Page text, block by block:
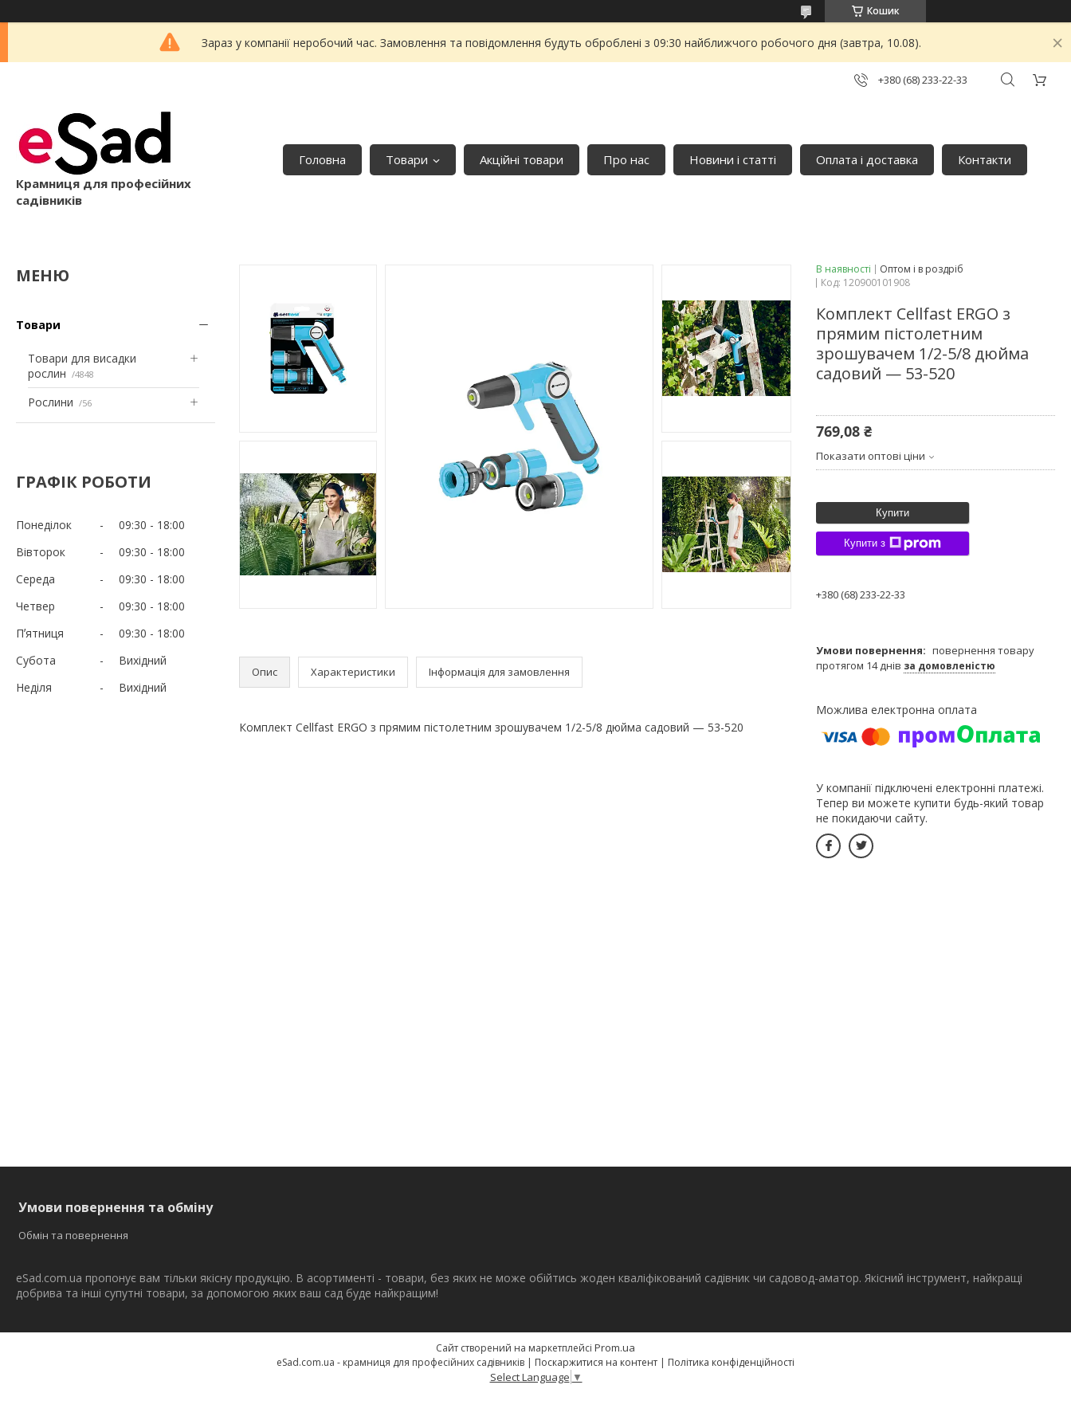
Кошик
Зараз у компанії неробочий час. Замовлення та повідомлення будуть оброблені з 09:30 найближчого робочого дня (завтра, 10.08).
+380 (68) 233-22-33
Крамниця для професійних
садівників
Головна Товари Акційні товари Про нас Новини і статті Оплата і доставка Контакти
Товари
Товари для висадки
рослин
4848
Рослини 56
ГРАФІК РОБОТИ
Понеділок 09:30
18:00
Вівторок
09:30
18:00
Середа
09:30
18:00
Четвер
09:30
18:00
Пʼятниця
09:30
18:00
Субота
Вихідний
Неділя
Вихідний
Опис Характеристики Інформація для замовлення
Комплект Cellfast ERGO з прямим пістолетним зрошувачем 1/2-5/8 дюйма садовий — 53-520
В наявності
Оптом і в роздріб
Код: 120900101908
Комплект Cellfast ERGO з
прямим пістолетним
зрошувачем 1/2-5/8 дюйма
садовий — 53-520
769,08 ₴
Показати оптові ціни
Купити
Купити з
+380 (68) 233-22-33
повернення товару
протягом 14 днів за домовленістю
У компанії підключені електронні платежі.
Тепер ви можете купити будь-який товар
не покидаючи сайту.
Умови повернення та обміну
Обмін та повернення
eSad.com.ua пропонує вам тільки якісну продукцію. В асортименті - товари, без яких не може обійтись жоден кваліфікований садівник чи садовод-аматор. Якісний інструмент, найкращі
добрива та інші супутні товари, за допомогою яких ваш сад буде найкращим!
Сайт створений на маркетплейсі Prom.ua
eSad.com.ua - крамниця для професійних садівників | Поскаржитися на контент | Політика конфіденційності
Select Language ▼